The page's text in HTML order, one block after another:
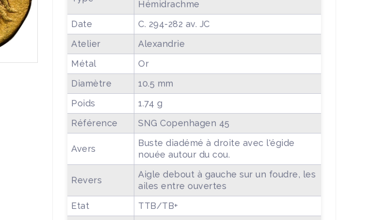
Hémidrachme
Date
C. 294-282 av. JC
Atelier
Alexandrie
Métal
Or
Diamètre
10.5 mm
Poids
1.74 g
Référence
SNG Copenhagen 45
Avers
Buste diadémé à droite avec l'égide
nouée autour du cou.
Revers
Aigle debout à gauche sur un foudre, les
ailes entre ouvertes
Etat
TTB/TB+